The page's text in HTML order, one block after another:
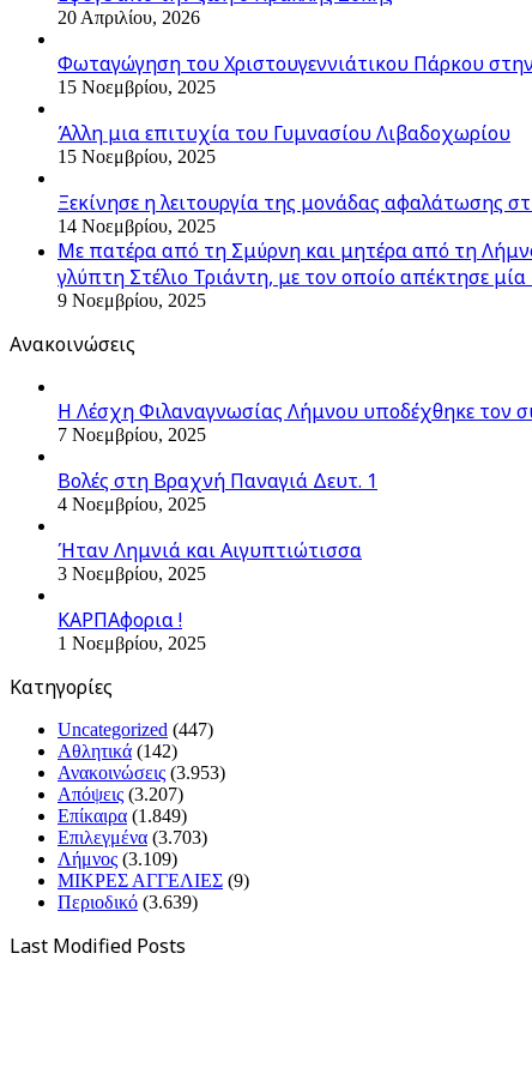
20 Απριλίου, 2026
Φωταγώγηση του Χριστουγεννιάτικου Πάρκου
15 Νοεμβρίου, 2025
Άλλη μια επιτυχία του Γυμνασίου Λιβαδοχωρίου
15 Νοεμβρίου, 2025
Ξεκίνησε η λειτουργία της μονάδας αφαλάτωσης
14 Νοεμβρίου, 2025
Με πατέρα από τη Σμύρνη και μητέρα από τη
γλύπτη Στέλιο Τριάντη, με τον οποίο απέκτησε
9 Νοεμβρίου, 2025
Ανακοινώσεις
Η Λέσχη Φιλαναγνωσίας Λήμνου υποδέχθηκε τον
7 Νοεμβρίου, 2025
Βολές στη Βραχνή Παναγιά Δευτ. 1
4 Νοεμβρίου, 2025
Ήταν Λημνιά και Αιγυπτιώτισσα
3 Νοεμβρίου, 2025
ΚΑΡΠΑφορια !
1 Νοεμβρίου, 2025
Kατηγορίες
Uncategorized (447)
Αθλητικά (142)
Ανακοινώσεις (3.953)
Απόψεις (3.207)
Επίκαιρα (1.849)
Επιλεγμένα (3.703)
Λήμνος (3.109)
ΜΙΚΡΕΣ ΑΓΓΕΛΙΕΣ (9)
Περιοδικό (3.639)
Last Modified Posts